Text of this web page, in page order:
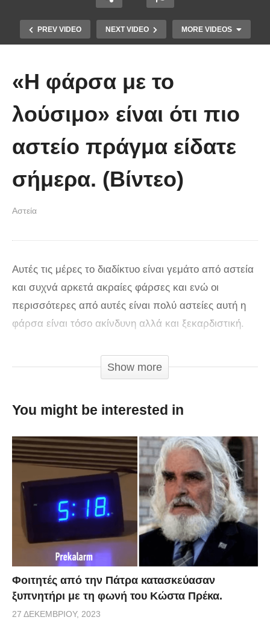
PREV VIDEO NEXT VIDEO MORE VIDEOS
Απολαυστικοί Μέριλ Στριπ και Τομ
άλλον
«Η φάρσα με το
λούσιμο» είναι ότι πιο
αστείο πράγμα είδατε
σήμερα. (Βίντεο)
Αστεία
Αυτές τις μέρες το διαδίκτυο είναι γεμάτο από αστεία
και συχνά αρκετά ακραίες φάρσες και ενώ οι
περισσότερες από αυτές είναι πολύ αστείες αυτή η
φάρσα είναι τόσο ακίνδυνη αλλά και ξεκαρδιστική.
δημιουργός του καναλιού
theCHAIZYchannel
σαμπουάν στα κεφάλια τους ενώ αυτοί κάνουν ντούζ.
Show more
You might be interested in
Φοιτητές από την Πάτρα κατασκεύασαν
ξυπνητήρι με τη φωνή του Κώστα Πρέκα.
27 ΔΕΚΕΜΒΡΊΟΥ, 2023